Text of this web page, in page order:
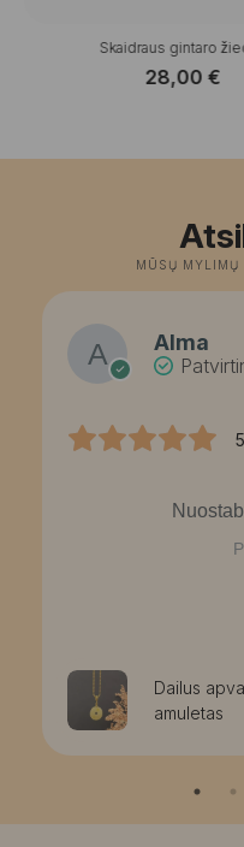
Skaidraus gintaro
28,00€
MŪSŲ MYLIMŲ
Alma
Dailus
amuletas